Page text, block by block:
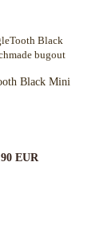
Black Mini
EUR